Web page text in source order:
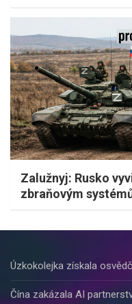
Zalužnyj: Rusko
zbraňovým
Úzkokolejka získala
Čína zakázala AI